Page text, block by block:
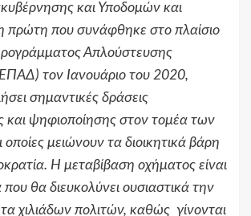
και Υποδομών και
που συνάφθηκε στο πλαίσιο
Απλούστευσης
τον Ιανουάριο του 2020,
σημαντικές δράσεις
και ψηφιοποίησης στον τομέα των
μειώνουν τα διοικητικά βάρη
Η μεταβίβαση οχήματος είναι
που θα διευκολύνει ουσιαστικά την
χιλιάδων πολιτών, καθώς γίνονται